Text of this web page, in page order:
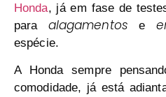
Honda, já em fase de
para alagamentos e
espécie.
A Hondasempre
comodidade, já está